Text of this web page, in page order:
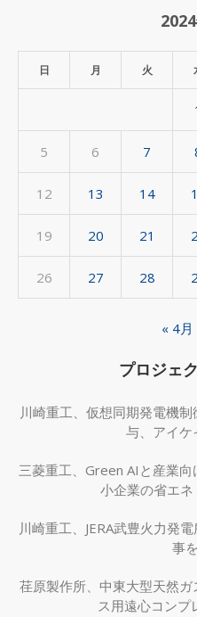
イ
日 月 火
5 6 7
12 13 14
19 20 21
26 27 28
« 4月
プロジェ
川崎重工、仮想同期発電機
与、アイケ
三菱重工、Green AIと産業
小企業の省エネ
川崎重工、JERA武豊火力発
事
荏原製作所、中東大型天然
ス用遠心コンプ